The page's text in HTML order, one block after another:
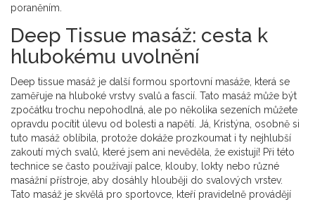
poraněním.
Deep Tissue masáž: cesta k
hlubokému uvolnění
Deep tissue masáž je další formou sportovní masáže, která se
zaměřuje na hluboké vrstvy svalů a fascií. Tato masáž může být
zpočátku trochu nepohodlná, ale po několika sezeních můžete
opravdu pocítit úlevu od bolesti a napětí. Já, Kristýna, osobně si
tuto masáž oblíbila, protože dokáže prozkoumat i ty nejhlubší
zakoutí mých svalů, které jsem ani nevěděla, že existují! Při této
technice se často používají palce, klouby, lokty nebo různé
masážní přístroje, aby dosáhly hlouběji do svalových vrstev.
Tato masáž je skvělá pro sportovce, kteří pravidelně provádějí